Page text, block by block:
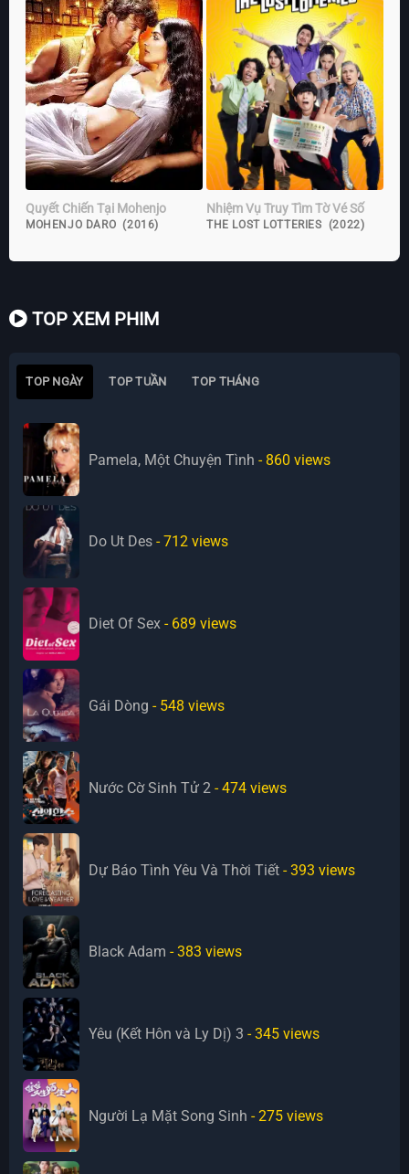
Quyết Chiến Tại Mohenjo
MOHENJO DARO (2016)
Nhiệm Vụ Truy Tìm Tờ Vé Số
THE LOST LOTTERIES (2022)
TOP XEM PHIM
TOP NGÀY TOP TUẦN TOP THÁNG
Pamela, Một Chuyện Tình - 860 views
Do Ut Des - 712 views
Diet Of Sex - 689 views
Gái Dòng - 548 views
Nước Cờ Sinh Tử 2 - 474 views
Dự Báo Tình Yêu Và Thời Tiết - 393 views
Black Adam - 383 views
Yêu (Kết Hôn và Ly Dị) 3 - 345 views
Người Lạ Mặt Song Sinh - 275 views